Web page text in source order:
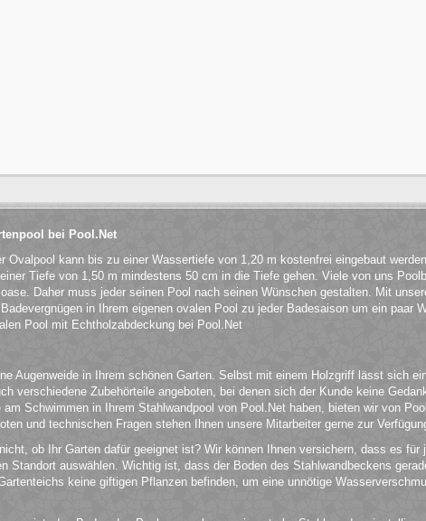
bei Pool.Net
kann bis zu einer Wassertiefe von 1,20 m kostenfrei eingebaut
Tiefe von 1,50 m mindestens 50 cm in die Tiefe gehen. Viele von uns
Daher muss jeder seinen Pool nach seinen Wünschen gestalten. Mit
in Ihrem eigenen ovalen Pool zu jeder Badesaison um ein paar
Pool mit Echtholzabdeckung bei Pool.Net
Augenweide in Ihrem schönen Garten. Selbst mit einem Holzgriff lässt sich
verschiedene Zubehörteile angeboten, bei denen sich der Kunde keine
Schwimmen in Ihrem Stahlwandpool von Pool.Net haben, bieten wir von
und technischen Fragen stehen Ihnen unsere Mitarbeiter gerne zur
ob Ihr Garten dafür geeignet ist? Wir können Ihnen versichern, dass es für
Standort auswählen. Wichtig ist, dass der Boden des Stahlwandbeckens
keine giftigen Pflanzen befinden, um eine unnötige